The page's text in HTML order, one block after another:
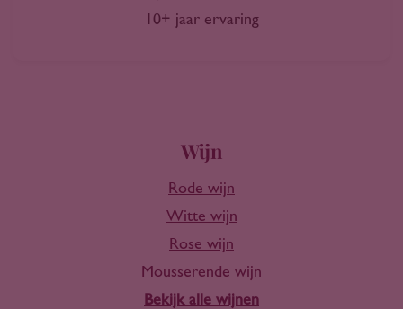
10+ jaar ervaring
Wijn
Rode wijn
Witte wijn
Rose wijn
Mousserende wijn
Bekijk alle wijnen